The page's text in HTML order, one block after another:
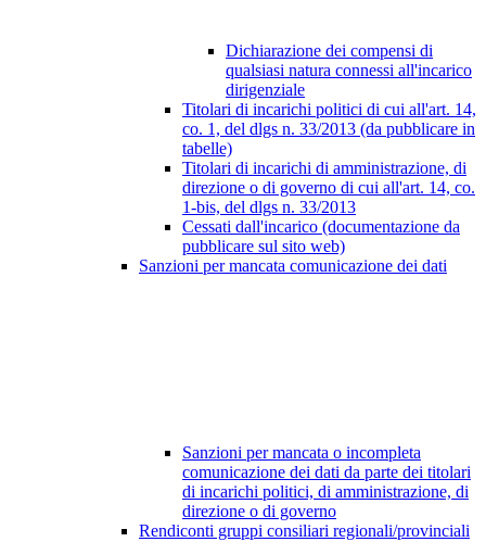
Dichiarazione dei compensi di
qualsiasi natura connessi all'incarico
dirigenziale
Titolari di incarichi politici di cui all'art. 14,
co. 1, del dlgs n. 33/2013 (da pubblicare in
tabelle)
Titolari di incarichi di amministrazione, di
direzione o di governo di cui all'art. 14, co.
1-bis, del dlgs n. 33/2013
Cessati dall'incarico (documentazione da
pubblicare sul sito web)
Sanzioni per mancata comunicazione dei dati
Sanzioni per mancata o incompleta
comunicazione dei dati da parte dei titolari
di incarichi politici, di amministrazione, di
direzione o di governo
Rendiconti gruppi consiliari regionali/provinciali